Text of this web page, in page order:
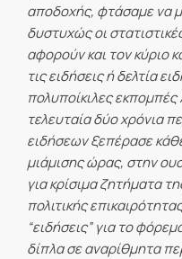
αποδοχής, φτάσαμε να
δυστυχώς οι
αφορούν και τον κύριο
τις ειδήσεις ή δελτία
πολυποίκιλες
τελευταία δύο χρόνια
ειδήσεων ξεπέρασε
μιάμισης ώρας, στην
για κρίσιμα ζητήματα
πολιτικής
“ειδήσεις” για το
δίπλα σε αναρίθμητα